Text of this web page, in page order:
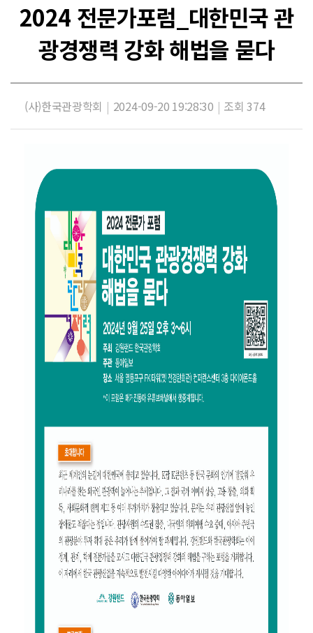
2024 전문가포럼_대한민국 관
광경쟁력 강화 해법을 묻다
(사)한국관광학회 | 2024-09-20 19:28:30 | 조회 374